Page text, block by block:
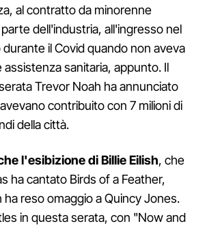
al contratto da minorenne
dell'industria, all'ingresso nel
il Covid quando non aveva
sanitaria, appunto. Il
Trevor Noah ha annunciato
contribuito con 7 milioni di
della città.
l'esibizione di Billie Eilish, che
ha cantato Birds of a Feather,
ha reso omaggio a Quincy Jones.
in questa serata, con "Now and